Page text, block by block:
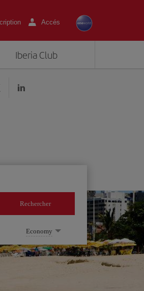
Accés
Iberia Club
Rechercher
Economy